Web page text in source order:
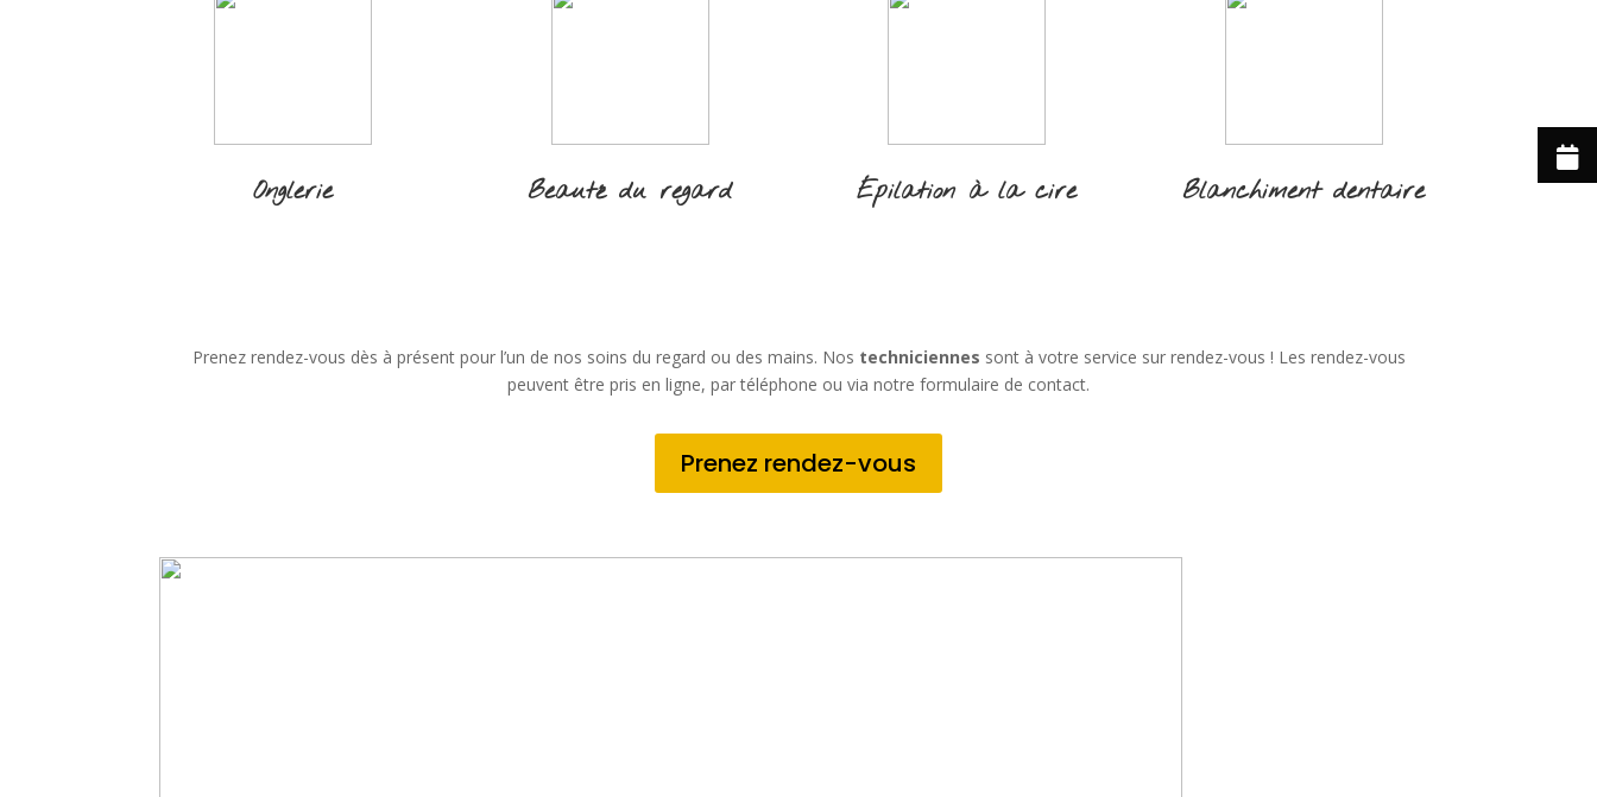
Onglerie Beauté du regard Épilation à la cire Blanchiment dentaire
Prenez rendez-vous dès à présent pour l’un de nos soins du regard ou des mains. Nos techniciennes sont à votre service sur rendez-vous ! Les rendez-vous
peuvent être pris en ligne, par téléphone ou via notre formulaire de contact.
Prenez rendez-vous